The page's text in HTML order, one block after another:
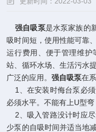
强自吸泵是水泵家族的
吸时间短，使用性能可靠
运行费用、便于管理维护
站、循环水场、生活污水
广泛的应用。强自吸泵在
1、在安装时侮台泵必须
必须水平。不能有上U型
2、吸入管路没计时应
少泵的自吸时间并适当地